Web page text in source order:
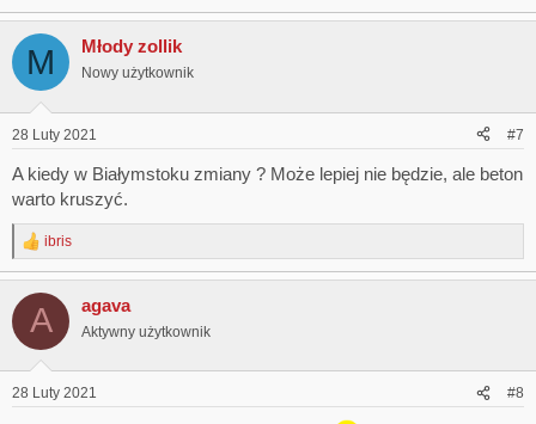
M Młody zollik
Nowy użytkownik
28 Luty 2021 #7
A kiedy w Białymstoku zmiany ? Może lepiej nie będzie, ale beton
warto kruszyć.
R
e
c
i
s
ibris
A agava
Aktywny użytkownik
28 Luty 2021 #8